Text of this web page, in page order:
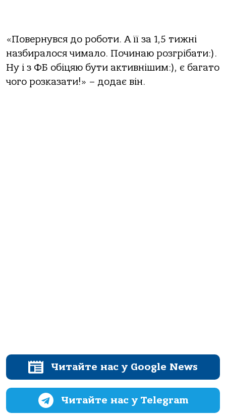
«Повернувся до роботи. А її за 1,5 тижні
назбиралося чимало. Починаю розгрібати:).
Ну і з ФБ обіцяю бути активнішим:), є багато
чого розказати!» – додає він.
Читайте нас у Google News
Читайте нас у Telegram